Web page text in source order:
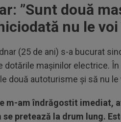
”Sunt două
nu le
(25 de ani) s-a bucurat
dotările mașinilor electrice.
două autoturisme și să nu le
m-am îndrăgostit imediat,
se pretează la drum lung.